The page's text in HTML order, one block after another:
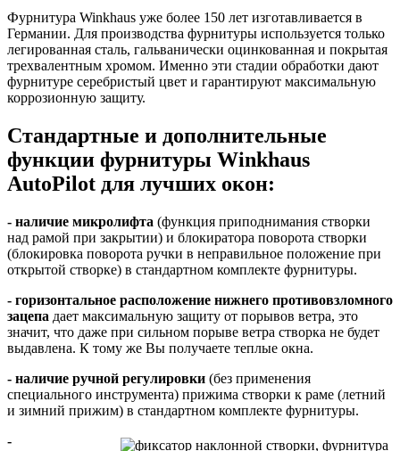
Фурнитура Winkhaus уже более 150 лет изготавливается в
Германии. Для производства фурнитуры используется только
легированная сталь, гальванически оцинкованная и покрытая
трехвалентным хромом. Именно эти стадии обработки дают
фурнитуре серебристый цвет и гарантируют максимальную
коррозионную защиту.
Стандартные и дополнительные
функции фурнитуры Winkhaus
AutoPilot для лучших окон:
- наличие микролифта (функция приподнимания створки
над рамой при закрытии) и блокиратора поворота створки
(блокировка поворота ручки в неправильное положение при
открытой створке) в стандартном комплекте фурнитуры.
- горизонтальное расположение нижнего противовзломного
зацепа дает максимальную защиту от порывов ветра, это
значит, что даже при сильном порыве ветра створка не будет
выдавлена. К тому же Вы получаете теплые окна.
- наличие ручной регулировки (без применения
специального инструмента) прижима створки к раме (летний
и зимний прижим) в стандартном комплекте фурнитуры.
-